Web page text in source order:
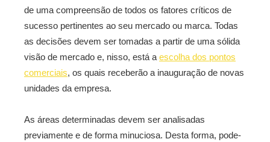
de uma compreensão de todos os fatores críticos de
sucesso pertinentes ao seu mercado ou marca. Todas
as decisões devem ser tomadas a partir de uma sólida
visão de mercado e, nisso, está a escolha dos pontos
comerciais, os quais receberão a inauguração de novas
unidades da empresa.
As áreas determinadas devem ser analisadas
previamente e de forma minuciosa. Desta forma, pode-